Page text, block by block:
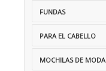
FUNDAS
PARA EL CABELLO
MOCHILAS DE MODA